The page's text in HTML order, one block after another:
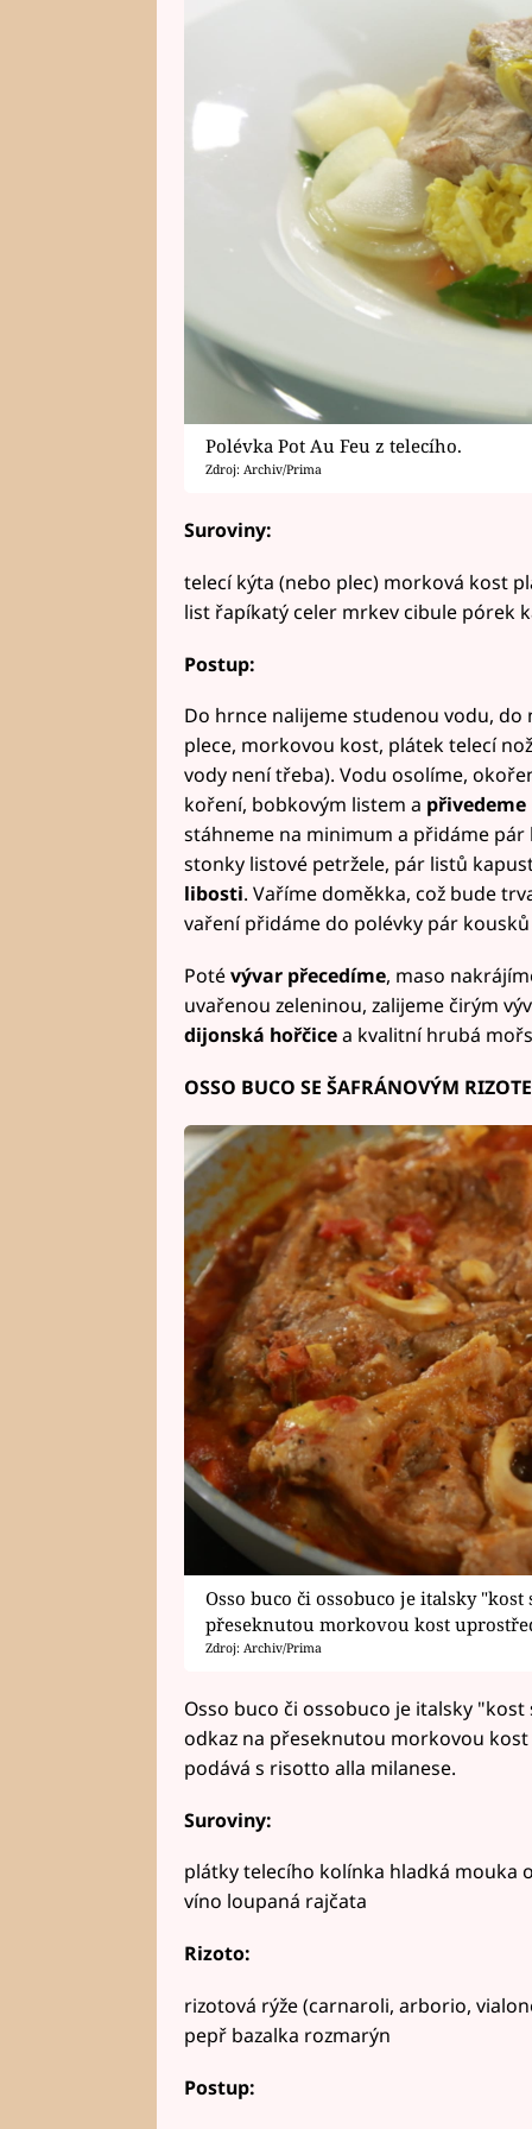
Polévka Pot Au Feu z telecího.
Zdroj: Archiv/Prima
Suroviny:
telecí kýta (nebo plec) morková kost
list řapíkatý celer mrkev cibule pórek
Postup:
Do hrnce nalijeme studenou vodu, do
plece, morkovou kost, plátek telecí
vody není třeba). Vodu osolíme,
koření, bobkovým listem a přivedeme
stáhneme na minimum a přidáme
stonky listové petržele, pár listů
libosti. Vaříme doměkka, což bude
vaření přidáme do polévky pár
Potévývar přecedíme, maso
uvařenou zeleninou, zalijeme čirým
dijonská hořčicea kvalitní hrubá
OSSO BUCO SE ŠAFRÁNOVÝM
Osso buco či ossobuco je italsky
přeseknutou morkovou kost
Zdroj: Archiv/Prima
Osso buco či ossobuco je italsky
odkaz na přeseknutou morkovou
podává s risotto alla milanese.
Suroviny:
plátky telecího kolínka hladká mouka
víno loupaná rajčata
Rizoto:
rizotová rýže (carnaroli, arborio,
pepř bazalka rozmarýn
Postup: